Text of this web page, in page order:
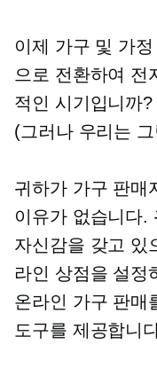
이제 가구 및 가
으로 전환하여 전
적인 시기입니까
(그러나 우리는
귀하가 가구 판매
이유가 없습니다.
자신감을 갖고 있
라인 상점을 설정
온라인 가구 판매
도구를 제공합니